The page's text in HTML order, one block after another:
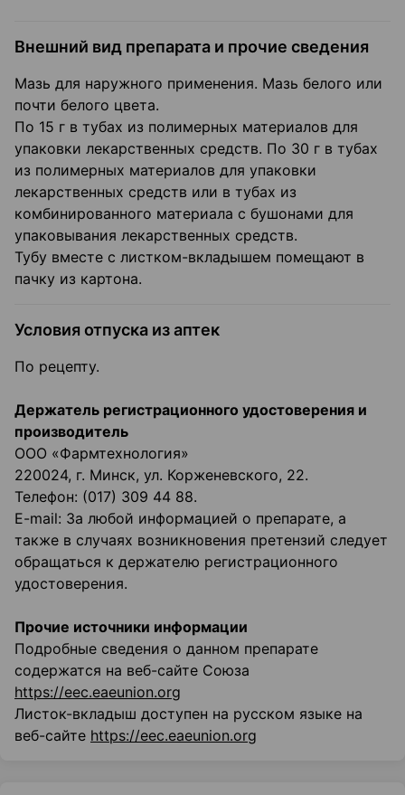
Внешний вид препарата и прочие сведения
Мазь для наружного применения. Мазь белого или
почти белого цвета.
По 15 г в тубах из полимерных материалов для
упаковки лекарственных средств. По 30 г в тубах
из полимерных материалов для упаковки
лекарственных средств или в тубах из
комбинированного материала с бушонами для
упаковывания лекарственных средств.
Тубу вместе с листком-вкладышем помещают в
пачку из картона.
Условия отпуска из аптек
По рецепту.
Держатель регистрационного удостоверения и
производитель
ООО «Фармтехнология»
220024, г. Минск, ул. Корженевского, 22.
Телефон: (017) 309 44 88.
E-mail: За любой информацией о препарате, а
также в случаях возникновения претензий следует
обращаться к держателю регистрационного
удостоверения.
Прочие источники информации
Подробные сведения о данном препарате
содержатся на веб-сайте Союза
https://eec.eaeunion.org
Листок-вкладыш доступен на русском языке на
веб-сайте https://eec.eaeunion.org